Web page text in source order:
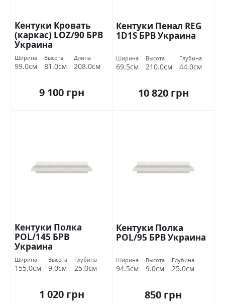
Кентуки Кровать
(каркас) LOZ/90 БРВ
Украина
Ширина
99.0см
Высота
81.0см
Длина
208.0см
9 100 грн
Кентуки Пенал REG
1D1S БРВ Украина
Ширина
69.5см
Высота
210.0см
Глубина
44.0см
10 820 грн
Кентуки Полка
POL/145 БРВ
Украина
Ширина
155.0см
Высота
9.0см
Глубина
25.0см
1 020 грн
Кентуки Полка
POL/95 БРВ Украина
Ширина
94.5см
Высота
9.0см
Глубина
25.0см
850 грн